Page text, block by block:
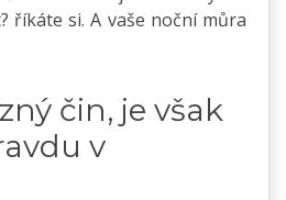
říkáte si. A vaše noční můra
čin, je však
v